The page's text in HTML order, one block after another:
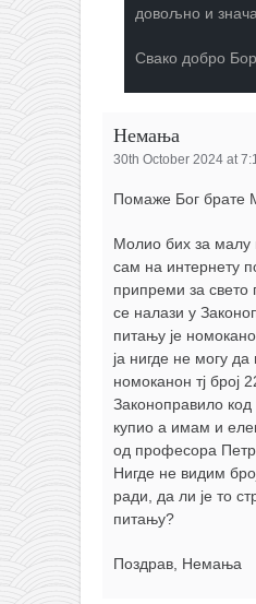
довољно и
Свако добро
Немања
30th October 2024 at
Помаже Бог брате
Молио бих за
сам на интернету
припреми за свето
се налази у
питању је
ја нигде не могу
номоканон тј број
Законоправило код
купио а имам и
од професора
Нигде не видим
ради, да ли је то
питању?
Поздрав, Немања